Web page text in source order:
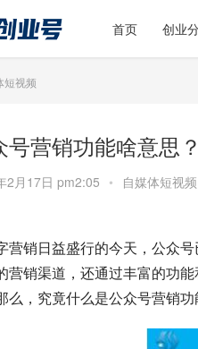
首页 创业
短视频
号营销功能啥意思
2月17日 pm2:05 • 自媒体短视频
营销日益盛行的今天，公众
营销渠道，还通过丰富的功
么，究竟什么是公众号营销